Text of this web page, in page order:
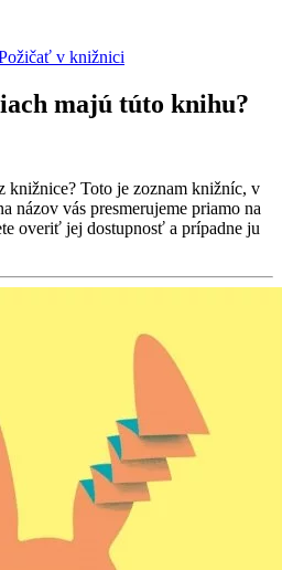
v knižnici
majú túto knihu?
knižnice? Toto je zoznam knižníc, v
názov vás presmerujeme priamo na
overiť jej dostupnosť a prípadne ju